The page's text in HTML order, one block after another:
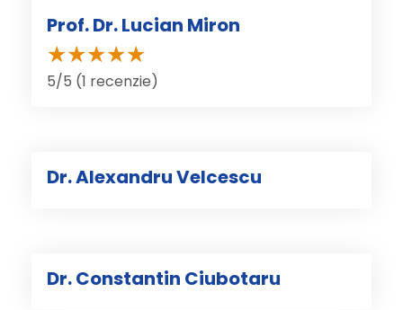
Prof. Dr. Lucian Miron
5/5 (1 recenzie)
Dr. Alexandru Velcescu
Dr. Constantin Ciubotaru